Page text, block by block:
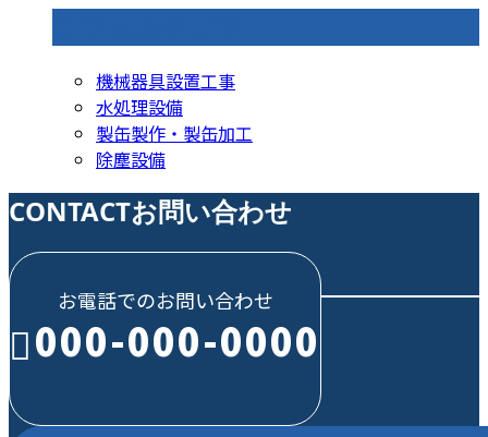
機械器具設置工事
水処理設備
製缶製作・製缶加工
除塵設備
CONTACTお問い合わせ
お電話でのお問い合わせ
000-000-0000